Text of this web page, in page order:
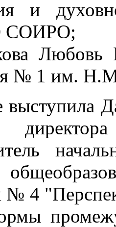
и
СОИРО;
Любовь
№ 1 им.
выступила
№ 4